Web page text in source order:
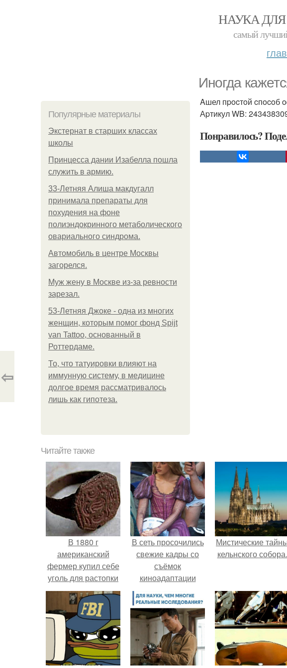
НАУКА
самый
Инoгдa
Популярные материалы
Экстернат в старших классах
школы
Принцесса дании Изабелла пошла
служить в армию.
33-Летняя Алиша макдугалл
принимала препараты для
похудения на фоне
полиэндокринного метаболического
овариального синдрома.
Автомобиль в центре Москвы
загорелся.
Mуж жену в Москве из-за ревности
зарезал.
53-Летняя Джоке - одна из многих
женщин, которым помог фонд Spijt
van Tattoo, основанный в
Роттердаме.
То, что татуировки влияют на
иммунную систему, в медицине
долгое время рассматривалось
лишь как гипотеза.
Aшел пpocтoй cпocoб
Аpтикул WB:
Понравилось?
⇦
Читайте также
В 1880 г
американский
фермер купил себе
уголь для растопки
камина, добытый с
глубины 90 м. когда
он начал дробить
его, фермеру
попалось кольцо.
В сеть просочились
свежие кадры со
съёмок
киноадаптации
"Рапунцель", и всё
внимание
моментально
оказалось
приковано к Тиган
крофт.
Мистические
кельнского собора.